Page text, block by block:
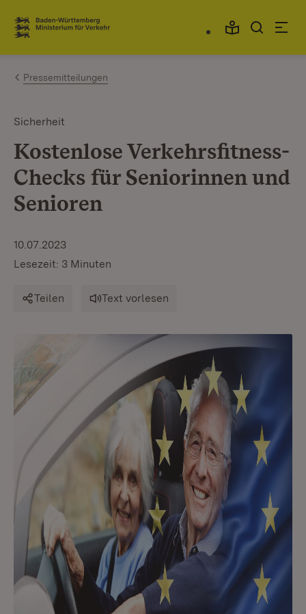
Zum Inhalt springen
Link zur Startseite
Pressemitteilungen
Sicherheit
Kostenlose Verkehrsfitness-
Checks für Seniorinnen und
Senioren
10.07.2023
Lesezeit: 3 Minuten
Teilen Text vorlesen